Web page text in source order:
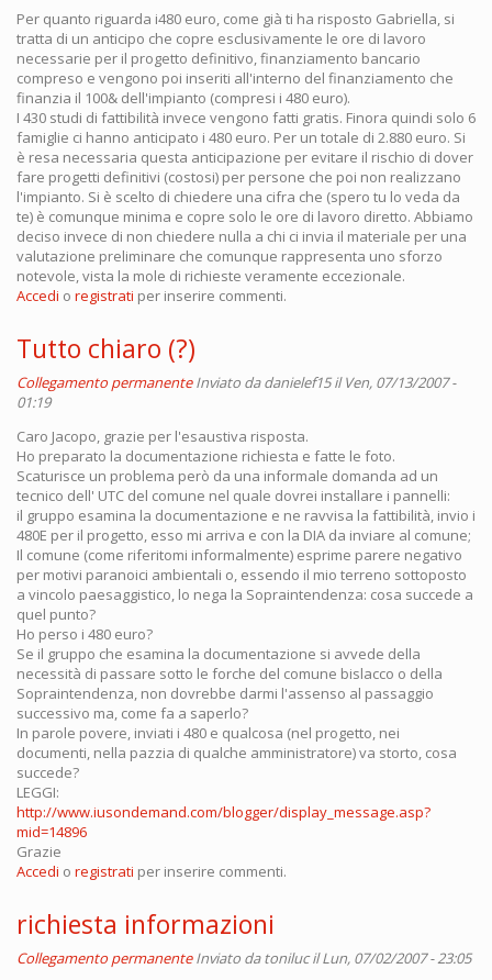
Per quanto riguarda i480 euro, come già ti ha risposto Gabriella, si
tratta di un anticipo che copre esclusivamente le ore di lavoro
necessarie per il progetto definitivo, finanziamento bancario
compreso e vengono poi inseriti all'interno del finanziamento che
finanzia il 100& dell'impianto (compresi i 480 euro).
I 430 studi di fattibilità invece vengono fatti gratis. Finora quindi solo 6
famiglie ci hanno anticipato i 480 euro. Per un totale di 2.880 euro. Si
è resa necessaria questa anticipazione per evitare il rischio di dover
fare progetti definitivi (costosi) per persone che poi non realizzano
l'impianto. Si è scelto di chiedere una cifra che (spero tu lo veda da
te) è comunque minima e copre solo le ore di lavoro diretto. Abbiamo
deciso invece di non chiedere nulla a chi ci invia il materiale per una
valutazione preliminare che comunque rappresenta uno sforzo
notevole, vista la mole di richieste veramente eccezionale.
Accedi o registrati per inserire commenti.
Tutto chiaro (?)
Collegamento permanente Inviato dadanielef15il Ven, 07/13/2007 -
01:19
Caro Jacopo, grazie per l'esaustiva risposta.
Ho preparato la documentazione richiesta e fatte le foto.
Scaturisce un problema però da una informale domanda ad un
tecnico dell' UTC del comune nel quale dovrei installare i pannelli:
il gruppo esamina la documentazione e ne ravvisa la fattibilità, invio i
480E per il progetto, esso mi arriva e con la DIA da inviare al comune;
Il comune (come riferitomi informalmente) esprime parere negativo
per motivi paranoici ambientali o, essendo il mio terreno sottoposto
a vincolo paesaggistico, lo nega la Sopraintendenza: cosa succede a
quel punto?
Ho perso i 480 euro?
Se il gruppo che esamina la documentazione si avvede della
necessità di passare sotto le forche del comune bislacco o della
Sopraintendenza, non dovrebbe darmi l'assenso al passaggio
successivo ma, come fa a saperlo?
In parole povere, inviati i 480 e qualcosa (nel progetto, nei
documenti, nella pazzia di qualche amministratore) va storto, cosa
succede?
LEGGI:
http://www.iusondemand.com/blogger/display_message.asp?
mid=14896
Grazie
Accedi o registrati per inserire commenti.
richiesta informazioni
Collegamento permanente Inviato datonilucil Lun, 07/02/2007 - 23:05